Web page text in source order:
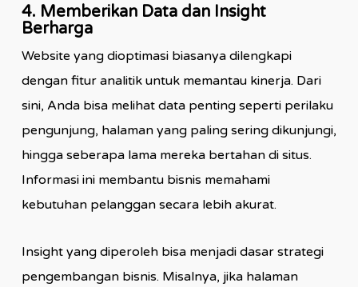
4. Memberikan Data dan Insight
Berharga
Website yang dioptimasi biasanya dilengkapi
dengan fitur analitik untuk memantau kinerja. Dari
sini, Anda bisa melihat data penting seperti perilaku
pengunjung, halaman yang paling sering dikunjungi,
hingga seberapa lama mereka bertahan di situs.
Informasi ini membantu bisnis memahami
kebutuhan pelanggan secara lebih akurat.
Insight yang diperoleh bisa menjadi dasar strategi
pengembangan bisnis. Misalnya, jika halaman